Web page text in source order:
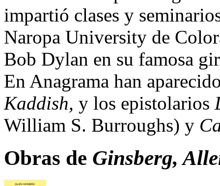
impartió clases y
Naropa University de
Bob Dylan en su famosa
En Anagrama han
Kaddish, y los epistolarios
William S. Burroughs) y
Obras de Ginsberg,